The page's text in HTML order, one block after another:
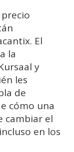
El
la
y
les
de
cómo una
cambiar el
en los